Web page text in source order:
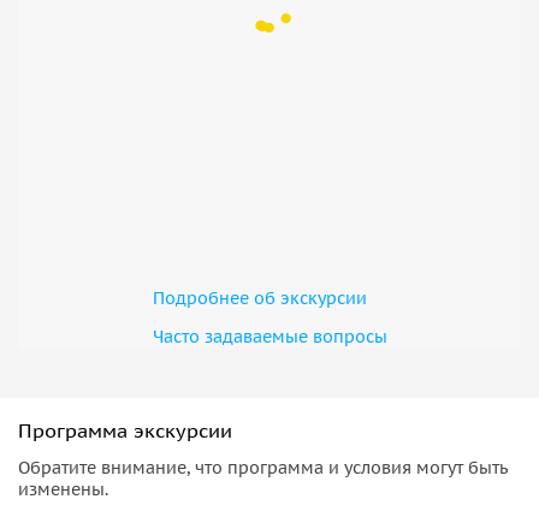
Температура воды здесь достигает 1000 градусов по
Цельсию, а при прохождении через трубы в бассейн она
панорамой всего побережья Абхазии.
Что важно знать
принадлежности
Обед вы оплачиваете самостоятельно.
Подробнее об экскурсии
Часто задаваемые вопросы
Программа экскурсии
Обратите внимание, что программа и условия могут быть
изменены.